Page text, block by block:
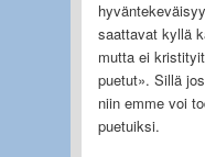
saattavat kyllä
mutta ei
puetut». Sillä
niin emme voi
puetuiksi.